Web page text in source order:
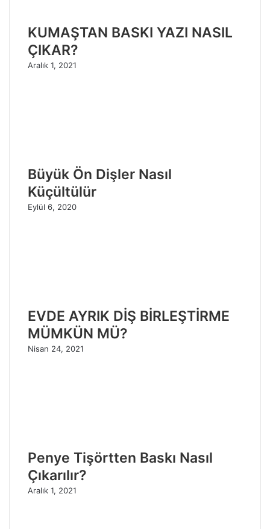
KUMAŞTAN BASKI YAZI NASIL
ÇIKAR?
Aralık 1, 2021
Büyük Ön Dişler Nasıl
Küçültülür
Eylül 6, 2020
EVDE AYRIK DİŞ BİRLEŞTİRME
MÜMKÜN MÜ?
Nisan 24, 2021
Penye Tişörtten Baskı Nasıl
Çıkarılır?
Aralık 1, 2021